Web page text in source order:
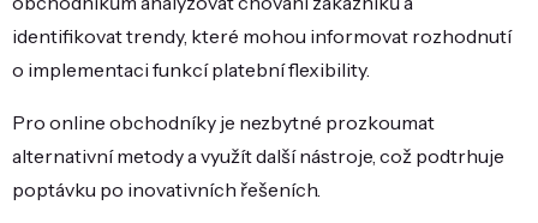
identifikovat trendy, které mohou informovat rozhodnutí
o implementaci funkcí platební flexibility.
Pro online obchodníky je nezbytné prozkoumat
alternativní metody a využít další nástroje, což podtrhuje
poptávku po inovativních řešeních.